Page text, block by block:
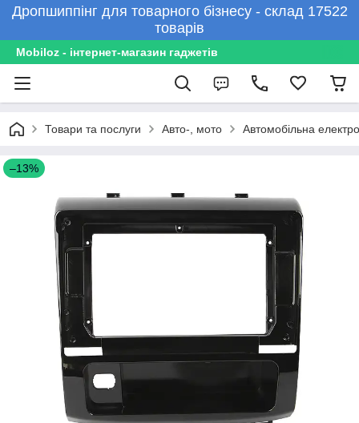
Дропшиппінг для товарного бізнесу - склад 17522
товарів
Mobiloz - інтернет-магазин гаджетів
Товари та послуги Авто-, мото Автомобільна
–13%